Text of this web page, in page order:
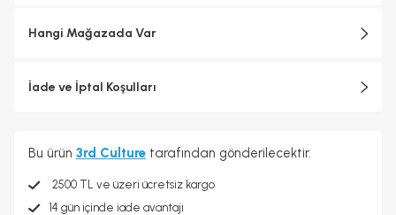
Hangi Mağazada Var
İade ve İptal Koşulları
Bu ürün 3rd Culture tarafından gönderilecektir.
2500 TL ve üzeri ücretsiz kargo
14 gün içinde iade avantajı